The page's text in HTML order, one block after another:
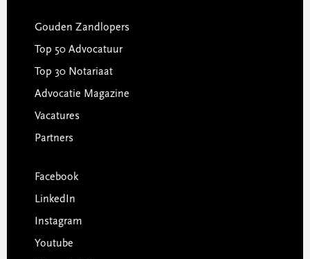
Gouden Zandlopers
Top 50 Advocatuur
Top 30 Notariaat
Advocatie Magazine
Vacatures
Partners
Facebook
LinkedIn
Instagram
Youtube